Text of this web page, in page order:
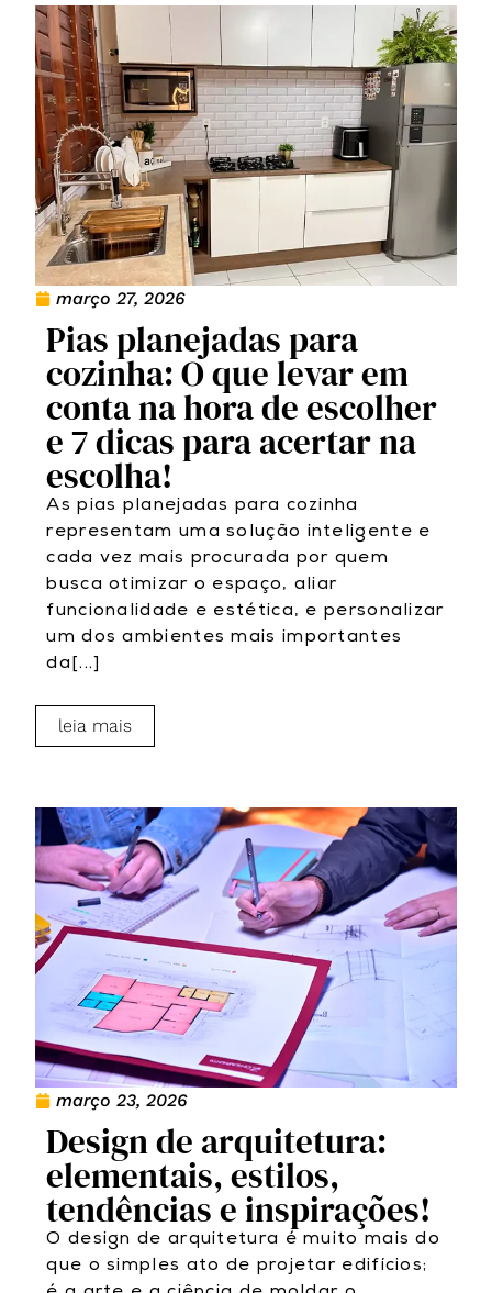
março 27, 2026
Pias planejadas para
cozinha: O que levar em
conta na hora de escolher
e 7 dicas para acertar na
escolha!
As pias planejadas para cozinha
representam uma solução inteligente e
cada vez mais procurada por quem
busca otimizar o espaço, aliar
funcionalidade e estética, e personalizar
um dos ambientes mais importantes
da[...]
leia mais
março 23, 2026
Design de arquitetura:
elementais, estilos,
tendências e inspirações!
O design de arquitetura é muito mais do
que o simples ato de projetar edifícios;